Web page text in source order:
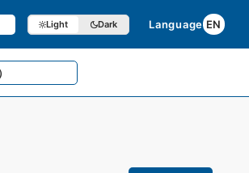
Light Dark Language EN